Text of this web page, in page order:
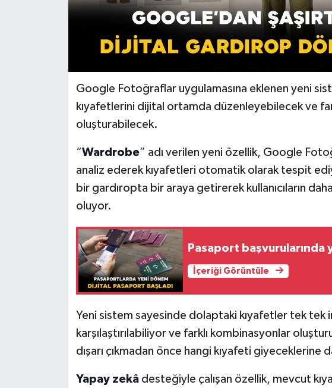
Google Fotoğraflar uygulamasına eklenen yeni
kıyafetlerini dijital ortamda düzenleyebilecek ve
oluşturabilecek.
“Wardrobe” adı verilen yeni özellik, Google
analiz ederek kıyafetleri otomatik olarak tespit
bir gardıropta bir araya getirerek kullanıcıların
oluyor.
Pasaport başvurularında
İçeriği Görüntüle
Yeni sistem sayesinde dolaptaki kıyafetler tek
karşılaştırılabiliyor ve farklı kombinasyonlar
dışarı çıkmadan önce hangi kıyafeti giyeceklerine
Yapay zekâdesteğiyle çalışan özellik, mevcut